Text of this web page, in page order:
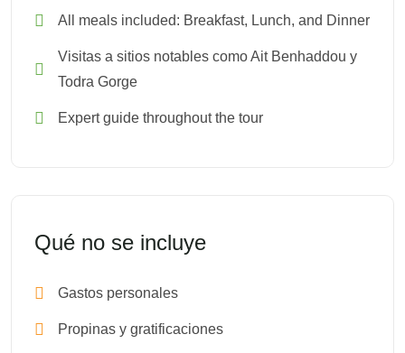
All meals included: Breakfast, Lunch, and Dinner
Visitas a sitios notables como Ait Benhaddou y
Todra Gorge
Expert guide throughout the tour
Qué no se incluye
Gastos personales
Propinas y gratificaciones